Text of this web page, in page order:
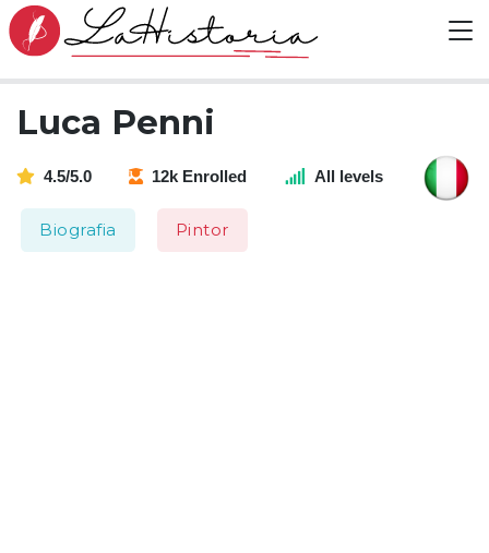
Luca Penni
4.5/5.0 12k Enrolled All levels
Biografia Pintor